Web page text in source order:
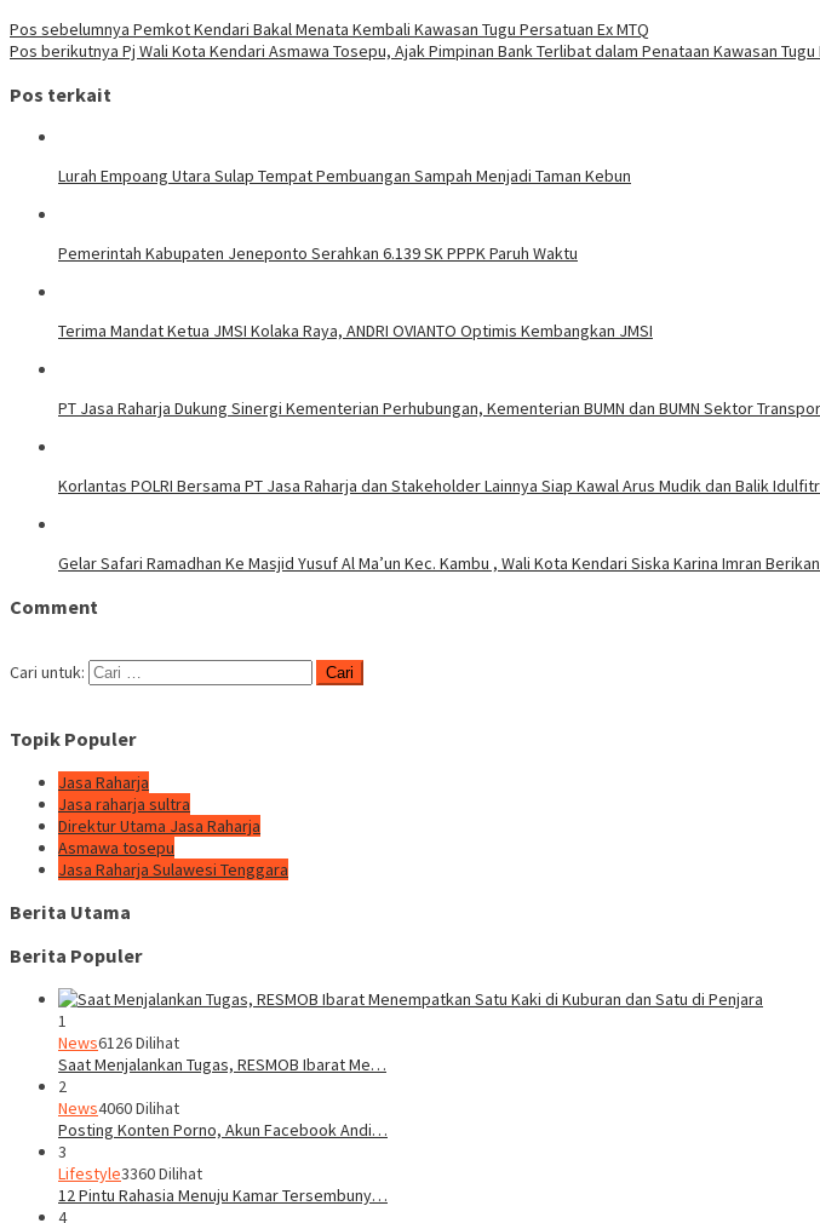
Pos sebelumnya Pemkot Kendari Bakal Menata Kembali Kawasan Tugu Persatuan Ex MTQ
Pos berikutnya Pj Wali Kota Kendari Asmawa Tosepu, Ajak Pimpinan Bank Terlibat dalam Penataan Kawasan Tugu
Pos terkait
Lurah Empoang Utara Sulap Tempat Pembuangan Sampah Menjadi Taman Kebun
Pemerintah Kabupaten Jeneponto Serahkan 6.139 SK PPPK Paruh Waktu
Terima Mandat Ketua JMSI Kolaka Raya, ANDRI OVIANTO Optimis Kembangkan JMSI
PT Jasa Raharja Dukung Sinergi Kementerian Perhubungan, Kementerian BUMN dan BUMN Sektor
Korlantas POLRI Bersama PT Jasa Raharja dan Stakeholder Lainnya Siap Kawal Arus Mudik dan Balik
Gelar Safari Ramadhan Ke Masjid Yusuf Al Ma’un Kec. Kambu , Wali Kota Kendari Siska Karina Imran
Comment
Cari untuk:
Topik Populer
Jasa Raharja
Jasa raharja sultra
Direktur Utama Jasa Raharja
Asmawa tosepu
Jasa Raharja Sulawesi Tenggara
Berita Utama
Berita Populer
1
News6126 Dilihat
Saat Menjalankan Tugas, RESMOB Ibarat Me…
2
News4060 Dilihat
Posting Konten Porno, Akun Facebook Andi…
3
Lifestyle3360 Dilihat
12 Pintu Rahasia Menuju Kamar Tersembuny…
4